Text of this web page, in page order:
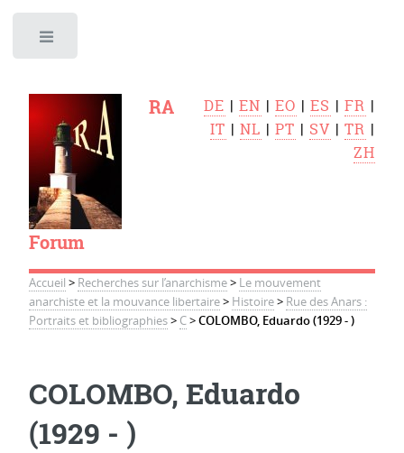
RA
Forum
DE |EN |EO |ES |FR |
IT |NL |PT | SV |TR |
ZH
Accueil > Recherches sur l’anarchisme> Le mouvement
anarchiste et la mouvance libertaire> Histoire> Rue des Anars :
Portraits et bibliographies> C>COLOMBO, Eduardo (1929 - )
COLOMBO, Eduardo
(1929 - )